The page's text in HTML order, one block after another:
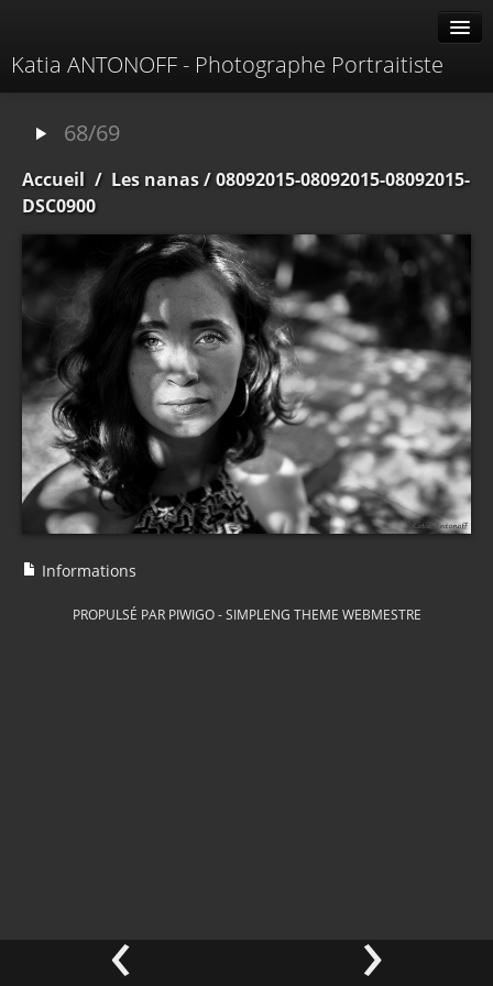
Katia ANTONOFF - Photographe Portraitiste
À propos
Contacter
68/69
Accueil / Les nanas/ 08092015-08092015-08092015-
DSC0900
‹ ›
Informations
PROPULSÉ PAR PIWIGO-SIMPLENG THEME WEBMESTRE